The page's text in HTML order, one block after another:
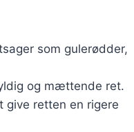
som gulerødder,
og mættende ret.
give retten en rigere